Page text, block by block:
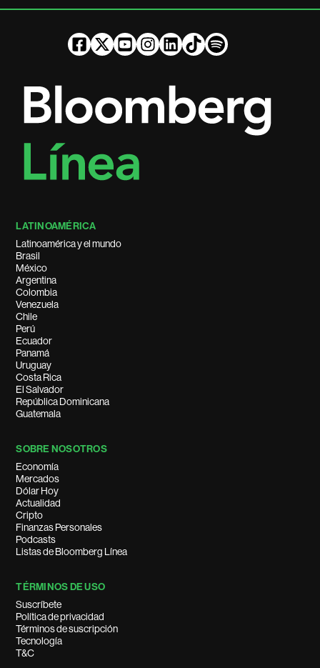
LATINOAMÉRICA
Latinoamérica y el mundo
Brasil
México
Argentina
Colombia
Venezuela
Chile
Perú
Ecuador
Panamá
Uruguay
Costa Rica
El Salvador
República Dominicana
Guatemala
SOBRE NOSOTROS
Economía
Mercados
Dólar Hoy
Actualidad
Cripto
Finanzas Personales
Podcasts
Listas de Bloomberg Línea
TÉRMINOS DE USO
Suscríbete
Política de privacidad
Términos de suscripción
Tecnología
T&C